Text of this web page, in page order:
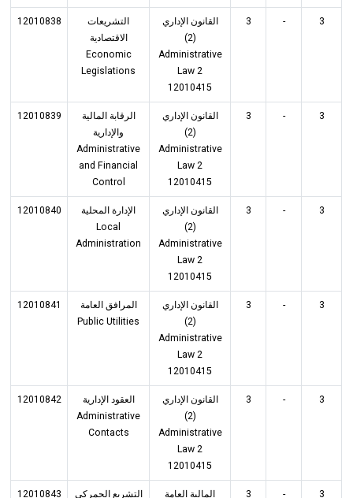
12010838
التشريعات
الاقتصادية
Economic
Legislations
القانون الإداري
(2)
Administrative
Law 2
12010415
3 - 3
12010839
الرقابة المالية
والإدارية
Administrative
and Financial
Control
القانون الإداري
(2)
Administrative
Law 2
12010415
3 - 3
12010840
الإدارة المحلية
Local
Administration
القانون الإداري
(2)
Administrative
Law 2
12010415
3 - 3
12010841
المرافق العامة
Public Utilities
القانون الإداري
(2)
Administrative
Law 2
12010415
3 - 3
12010842
العقود الإدارية
Administrative
Contacts
القانون الإداري
(2)
Administrative
Law 2
12010415
3 - 3
12010843
التشريع الجمركي
المالية العامة
3 - 3